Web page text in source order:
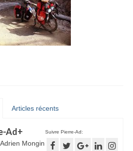
Articles récents
Suivre Pierre-Ad:
Ad+
Mongin